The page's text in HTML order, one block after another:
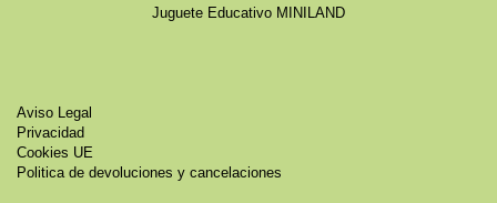
Juguete Educativo MINILAND
Aviso Legal
Privacidad
Cookies UE
Politica de devoluciones y cancelaciones